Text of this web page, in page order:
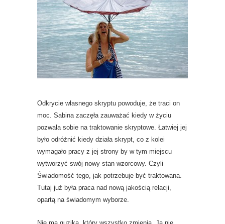
Odkrycie własnego skryptu powoduje, że traci on
moc. Sabina zaczęła zauważać kiedy w życiu
pozwala sobie na traktowanie skryptowe. Łatwiej jej
było odróżnić kiedy działa skrypt, co z kolei
wymagało pracy z jej strony by w tym miejscu
wytworzyć swój nowy stan wzorcowy. Czyli
Świadomość tego, jak potrzebuje być traktowana.
Tutaj już była praca nad nową jakością relacji,
opartą na świadomym wyborze.